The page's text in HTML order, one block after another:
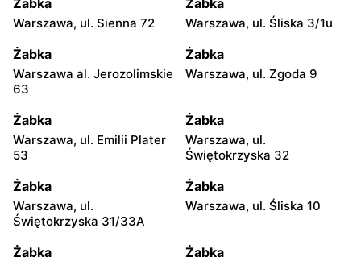
Żabka
Warszawa, ul. Sienna 72
Żabka
Warszawa, ul. Śliska 3/1u
Żabka
Warszawa al. Jerozolimskie
63
Żabka
Warszawa, ul. Zgoda 9
Żabka
Warszawa, ul. Emilii Plater
53
Żabka
Warszawa, ul.
Świętokrzyska 32
Żabka
Warszawa, ul.
Świętokrzyska 31/33A
Żabka
Warszawa, ul. Śliska 10
Żabka Żabka